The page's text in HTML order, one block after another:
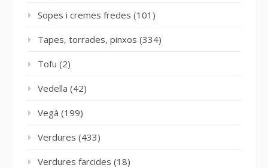
Sopes i cremes fredes (101)
Tapes, torrades, pinxos (334)
Tofu (2)
Vedella (42)
Vegà (199)
Verdures (433)
Verdures farcides (18)